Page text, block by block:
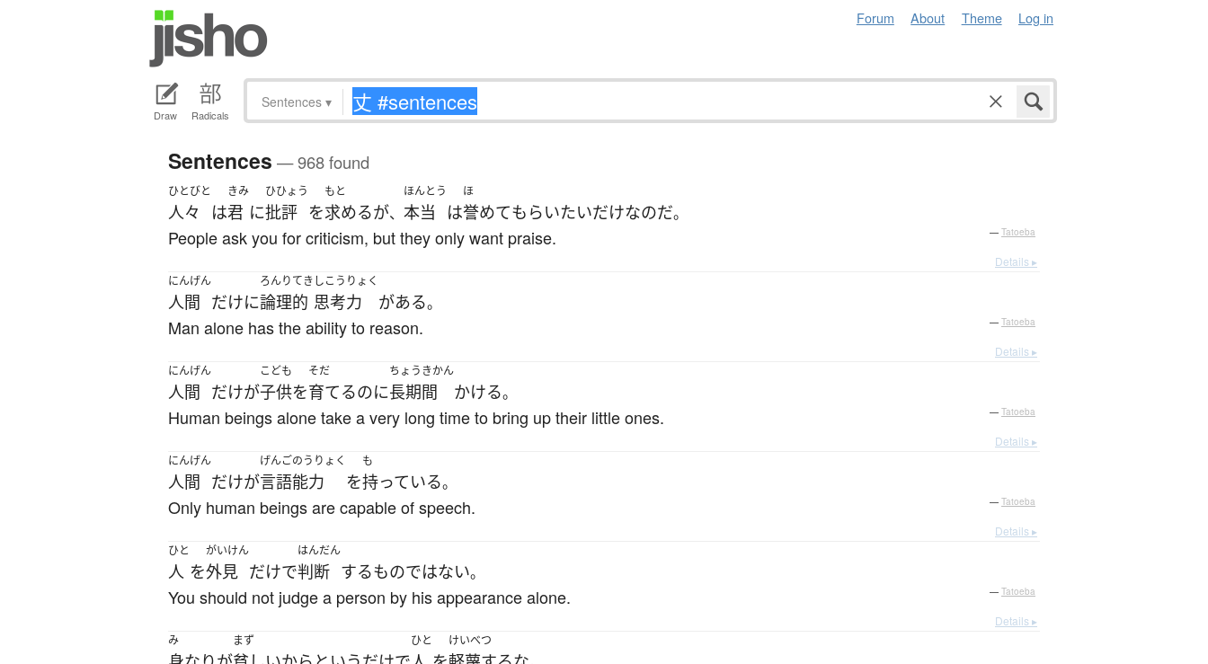
Forum About Theme Log in
Draw Radicals
Sentences ▾
Sentences — 968 found
ひとびと
人々 は
きみ
君 に
ひひょう
批評 を
もと
求めるが、
ほんとう
本当 は
ほ
誉めてもらいたいだけなのだ。
People ask you for criticism, but they only want praise. — Tatoeba
Details ▸
にんげん
人間 だけに
ろんりてき
論理的
しこうりょく
思考力 がある。
Man alone has the ability to reason. — Tatoeba
Details ▸
にんげん
人間 だけが
こども
子供を
そだ
育てるのに
ちょうきかん
長期間 かける。
Human beings alone take a very long time to bring up their little ones. — Tatoeba
Details ▸
にんげん
人間 だけが
げんごのうりょく
言語能力 を
も
持っている。
Only human beings are capable of speech. — Tatoeba
Details ▸
ひと
人 を
がいけん
外見 だけで
はんだん
判断 するものではない。
You should not judge a person by his appearance alone. — Tatoeba
Details ▸
み
まず ひと けいべつ